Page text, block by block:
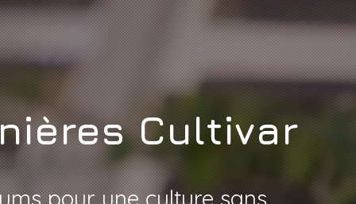
Cultivar
pour une culture sans